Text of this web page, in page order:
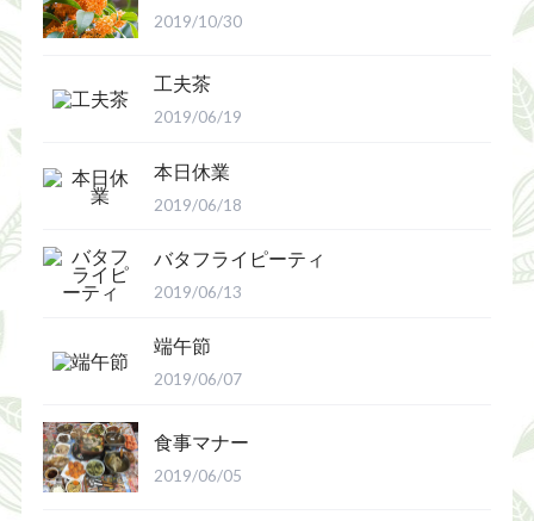
2019/10/30
工夫茶
2019/06/19
本日休業
2019/06/18
バタフライピーティ
2019/06/13
端午節
2019/06/07
食事マナー
2019/06/05